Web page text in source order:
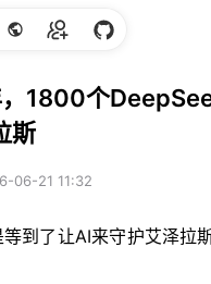
1800个
斯
06-21 11:32
到了让AI来守护艾泽拉